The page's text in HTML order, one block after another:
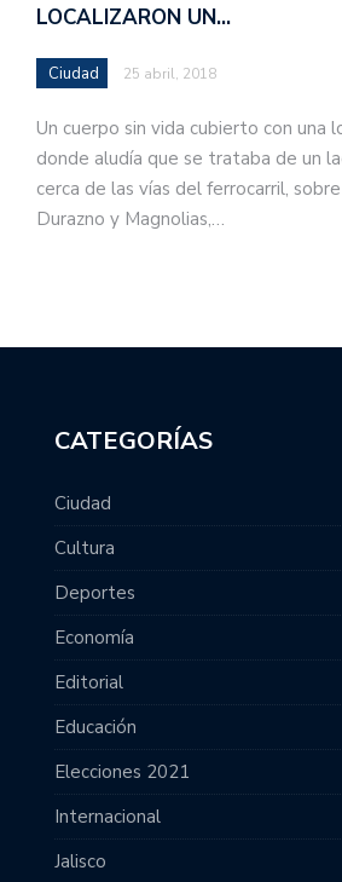
LOCALIZARON UN…
Ciudad 25 abril, 2018
Un cuerpo sin vida cubierto con una
donde aludía que se trataba de un
cerca de las vías del ferrocarril,
Durazno y Magnolias,…
CATEGORÍAS
Ciudad
Cultura
Deportes
Economía
Editorial
Educación
Elecciones 2021
Internacional
Jalisco